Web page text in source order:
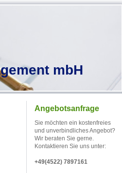
mbH
Angebotsanfrage
Sie möchten ein kostenfreies
und unverbindliches Angebot?
Wir beraten Sie gerne.
Kontaktieren Sie uns unter:
+49(4522) 7897161